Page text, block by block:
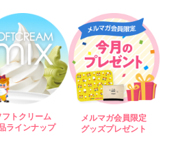
フトクリーム
ラインナップ
メルマガ会員限定
グッズプレゼント